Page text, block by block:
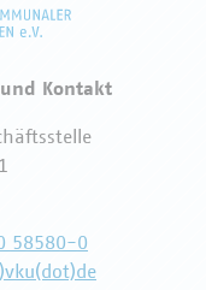
Kontakt
58580-0